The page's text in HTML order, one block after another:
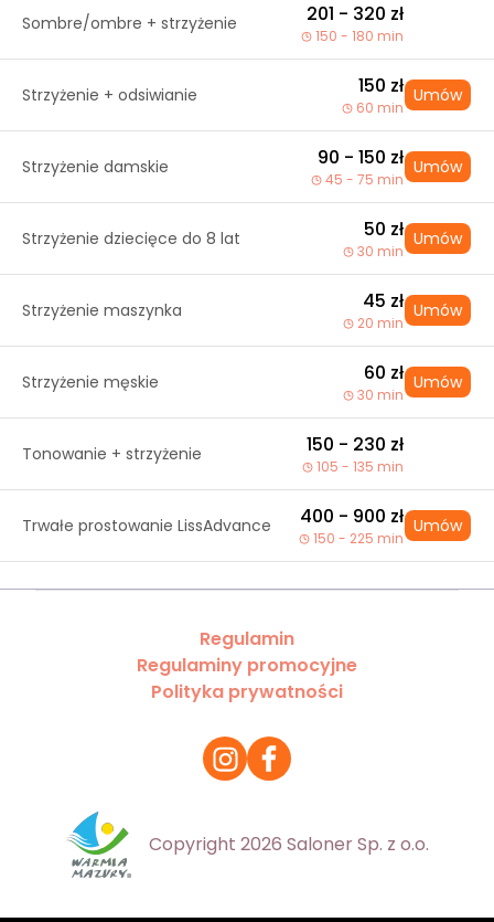
Sombre/ombre + strzyżenie 201 - 320 zł
150 - 180 min
Strzyżenie + odsiwianie 150 zł
60 min
Umów
Strzyżenie damskie 90 - 150 zł
45 - 75 min
Umów
Strzyżenie dziecięce do 8 lat 50 zł
30 min
Umów
Strzyżenie maszynka 45 zł
20 min
Umów
Strzyżenie męskie 60 zł
30 min
Umów
Tonowanie + strzyżenie 150 - 230 zł
105 - 135 min
Trwałe prostowanie LissAdvance 400 - 900 zł
150 - 225 min
Umów
Regulamin
Regulaminy promocyjne
Polityka prywatności
Copyright 2026 Saloner Sp. z o.o.